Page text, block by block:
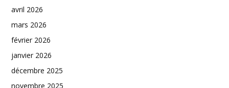
avril 2026
mars 2026
février 2026
janvier 2026
décembre 2025
novembre 2025